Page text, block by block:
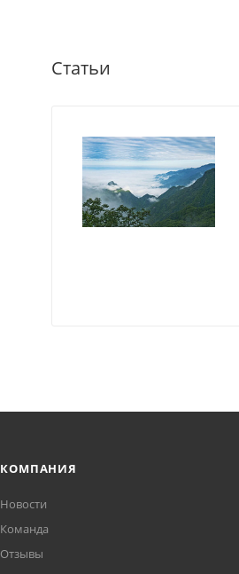
Статьи
КОМПАНИЯ
Новости
Команда
Отзывы